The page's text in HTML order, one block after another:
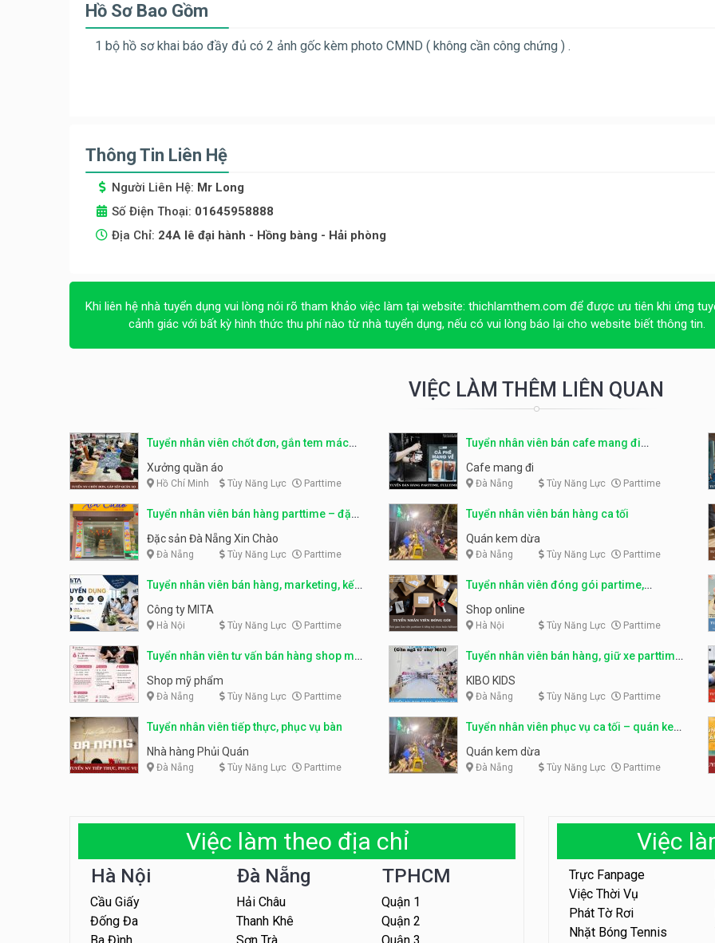
Hồ Sơ Bao Gồm
1 bộ hồ sơ khai báo đầy đủ có 2 ảnh gốc kèm photo CMND ( không cần công chứng ) .
Thông Tin Liên Hệ
Người Liên Hệ: Mr Long
Số Điện Thoại: 01645958888
Địa Chỉ: 24A lê đại hành - Hồng bàng - Hải phòng
Khi liên hệ nhà tuyển dụng vui lòng nói rõ tham khảo việc làm tại website: thichlamthem.com để được ưu tiên khi ứng
cảnh giác với bất kỳ hình thức thu phí nào từ nhà tuyển dụng, nếu có vui lòng báo lại cho website biết thông tin.
VIỆC LÀM THÊM LIÊN QUAN
Tuyển nhân viên chốt đơn, gắn tem mác
sản phẩm
Xưởng quần áo
Hồ Chí Minh Tùy Năng Lực Parttime
Tuyển nhân viên bán cafe mang đi
parttime, fulltime
Cafe mang đi
Đà Nẵng Tùy Năng Lực Parttime
Tuyển nhân viên bán hàng parttime – đặc
sản Đà Nẵng
Đặc sản Đà Nẵng Xin Chào
Đà Nẵng Tùy Năng Lực Parttime
Tuyển nhân viên bán hàng ca tối
Quán kem dừa
Đà Nẵng Tùy Năng Lực Parttime
Tuyển nhân viên bán hàng, marketing, kế
toán, kho – parttime, fulltime
Công ty MITA
Hà Nội Tùy Năng Lực Parttime
Tuyển nhân viên đóng gói partime,
fulltime
Shop online
Hà Nội Tùy Năng Lực Parttime
Tuyển nhân viên tư vấn bán hàng shop mỹ
phẩm
Shop mỹ phẩm
Đà Nẵng Tùy Năng Lực Parttime
Tuyển nhân viên bán hàng, giữ xe parttime
– Kibo Kid
KIBO KIDS
Đà Nẵng Tùy Năng Lực Parttime
Tuyển nhân viên tiếp thực, phục vụ bàn
Nhà hàng Phủi Quán
Đà Nẵng Tùy Năng Lực Parttime
Tuyển nhân viên phục vụ ca tối – quán kem
dừa
Quán kem dừa
Đà Nẵng Tùy Năng Lực Parttime
Việc làm theo địa chỉ
Hà Nội
Cầu Giấy
Đống Đa
Đà Nẵng
Hải Châu
Thanh Khê
TPHCM
Quận 1
Quận 2
Việc
Trực Fanpage
Việc Thời Vụ
Phát Tờ Rơi
Nhặt Bóng Tennis